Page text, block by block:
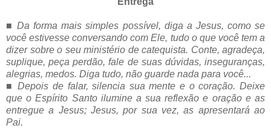
■Da forma mais simples possível, diga a Jesus, como se
você estivesse conversando com Ele, tudo o que você tem a
dizer sobre o seu ministério de catequista. Conte, agradeça,
suplique, peça perdão, fale de suas dúvidas, inseguranças,
alegrias, medos. Diga tudo, não guarde nada para você...
■Depois de falar, silencia sua mente e o coração. Deixe
que o Espírito Santo ilumine a sua reflexão e oração e as
entregue a Jesus; Jesus, por sua vez, as apresentará ao
Pai.